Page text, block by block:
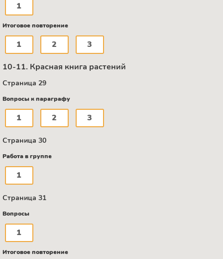
1
Итоговое повторение
1 2 3
10-11. Красная книга растений
Страница 29
Вопросы к параграфу
1 2 3
Страница 30
Работа в группе
1
Страница 31
Вопросы
1
Итоговое повторение